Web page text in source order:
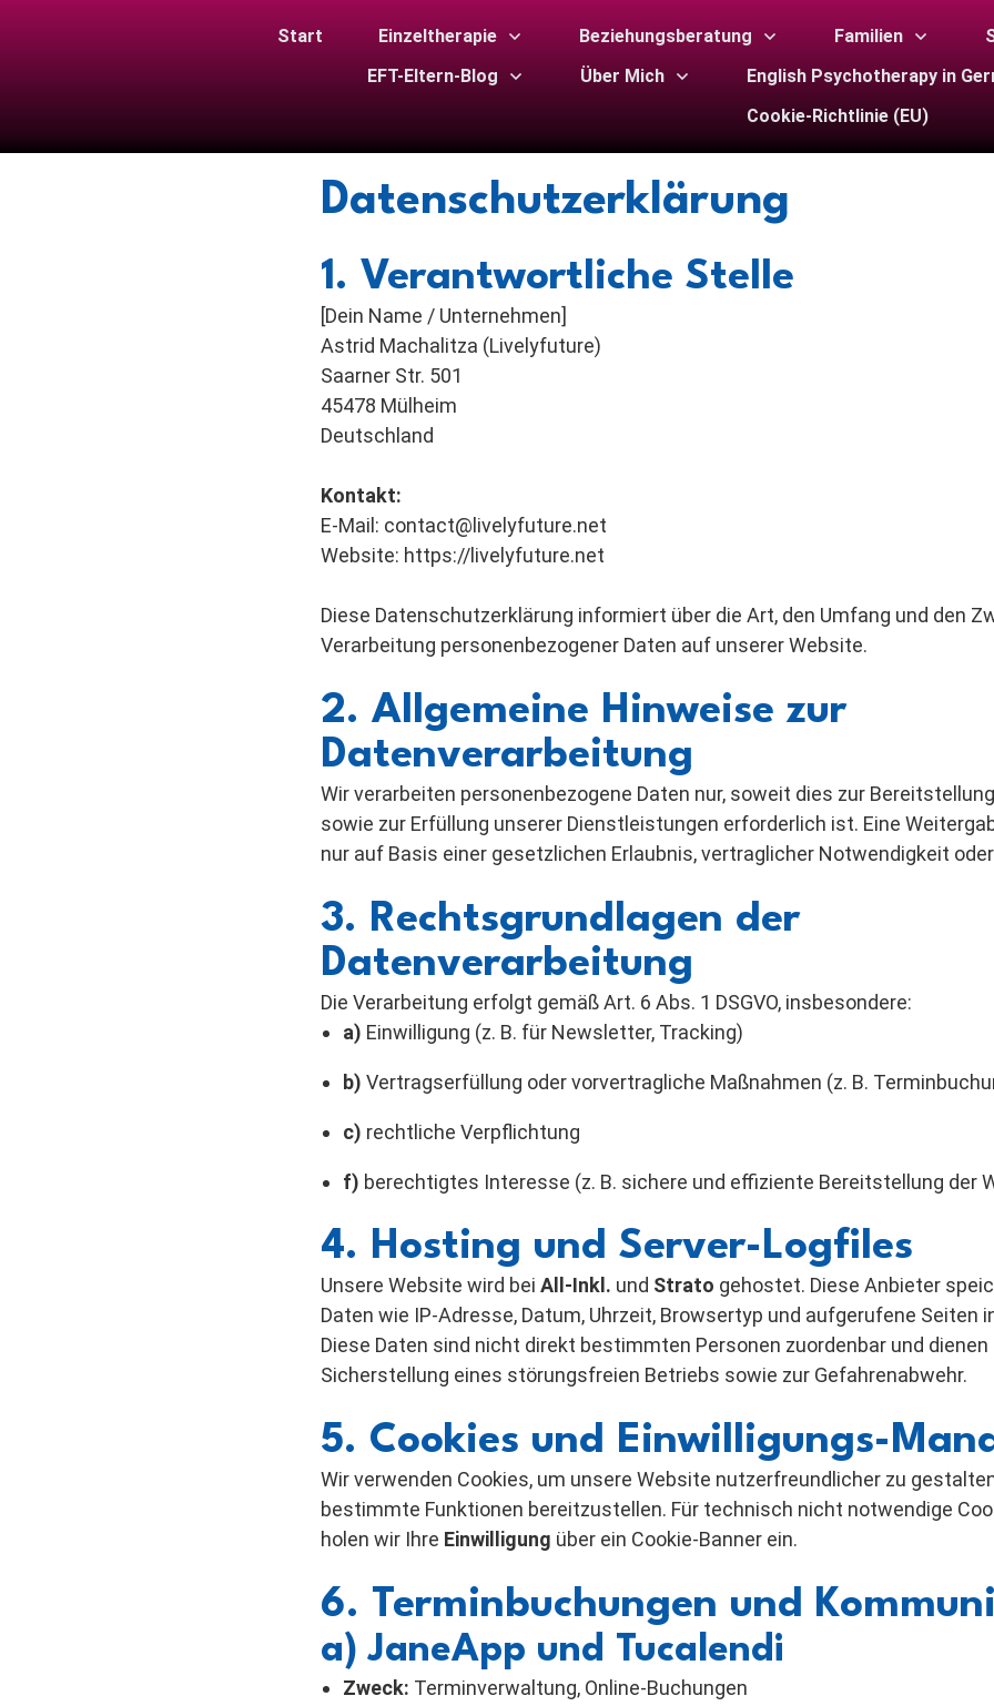
Start Einzeltherapie Beziehungsberatung Familien
EFT-Eltern-Blog
Über Mich English Psychotherapy in
Cookie-Richtlinie (EU)
Datenschutzerklärung
1. Verantwortliche Stelle
[Dein Name / Unternehmen]
Astrid Machalitza (Livelyfuture)
Saarner Str. 501
45478 Mülheim
Deutschland
Kontakt:
E-Mail: contact@livelyfuture.net
Website: https://livelyfuture.net
Diese Datenschutzerklärung informiert über die Art, den Umfang und den
Verarbeitung personenbezogener Daten auf unserer Website.
2. Allgemeine Hinweise zur
Datenverarbeitung
Wir verarbeiten personenbezogene Daten nur, soweit dies zur
sowie zur Erfüllung unserer Dienstleistungen erforderlich ist. Eine
nur auf Basis einer gesetzlichen Erlaubnis, vertraglicher Notwendigkeit
3. Rechtsgrundlagen der
Datenverarbeitung
Die Verarbeitung erfolgt gemäß Art. 6 Abs. 1 DSGVO, insbesondere:
a) Einwilligung (z. B. für Newsletter, Tracking)
b) Vertragserfüllung oder vorvertragliche Maßnahmen (z. B.
c) rechtliche Verpflichtung
f) berechtigtes Interesse (z. B. sichere und effiziente Bereitstellung der
4. Hosting und Server-Logfiles
Unsere Website wird bei All-Inkl. und Strato gehostet. Diese Anbieter
Daten wie IP-Adresse, Datum, Uhrzeit, Browsertyp und aufgerufene Seiten
Diese Daten sind nicht direkt bestimmten Personen zuordenbar und
Sicherstellung eines störungsfreien Betriebs sowie zur Gefahrenabwehr.
5. Cookies und Einwilligungs-
Wir verwenden Cookies, um unsere Website nutzerfreundlicher zu
bestimmte Funktionen bereitzustellen. Für technisch nicht notwendige
holen wir Ihre Einwilligung über ein Cookie-Banner ein.
6. Terminbuchungen und
a) JaneApp und Tucalendi
Zweck: Terminverwaltung, Online-Buchungen